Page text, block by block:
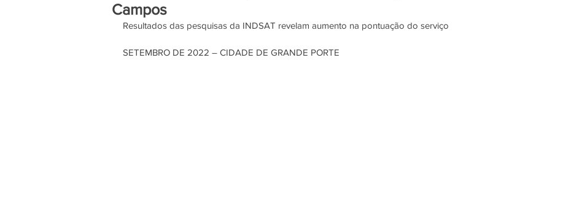
Campos
Resultados das pesquisas da INDSAT revelam aumento na pontuação do serviço
SETEMBRO DE 2022 – CIDADE DE GRANDE PORTE